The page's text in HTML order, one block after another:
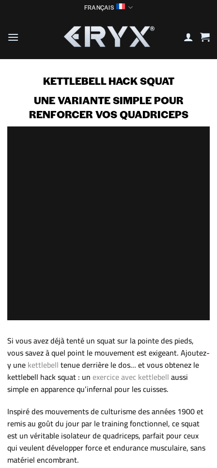
FRANÇAIS
KETTLEBELL HACK SQUAT
UNE VARIANTE SIMPLE POUR
RENFORCER VOS QUADRICEPS
Si vous avez déjà tenté un squat sur la pointe des pieds,
vous savez à quel point le mouvement est exigeant. Ajoutez-
y unekettlebelltenue derrière le dos… et vous obtenez le
kettlebell hack squat : unexercice avec kettlebellaussi
simple en apparence qu’infernal pour les cuisses.
Inspiré des mouvements de culturisme des années 1900 et
remis au goût du jour par le training fonctionnel, ce squat
est un véritable isolateur de quadriceps, parfait pour ceux
qui veulent développer force et endurance musculaire, sans
matériel encombrant.